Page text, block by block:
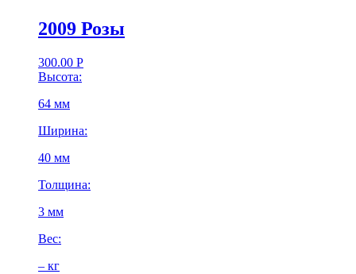
2009 Розы
300.00 Р
Высота:
64 мм
Ширина:
40 мм
Толщина:
3 мм
Вес:
– кг